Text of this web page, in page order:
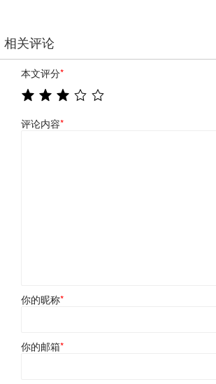
相关评论
本文评分*
评论内容*
你的昵称*
你的邮箱*